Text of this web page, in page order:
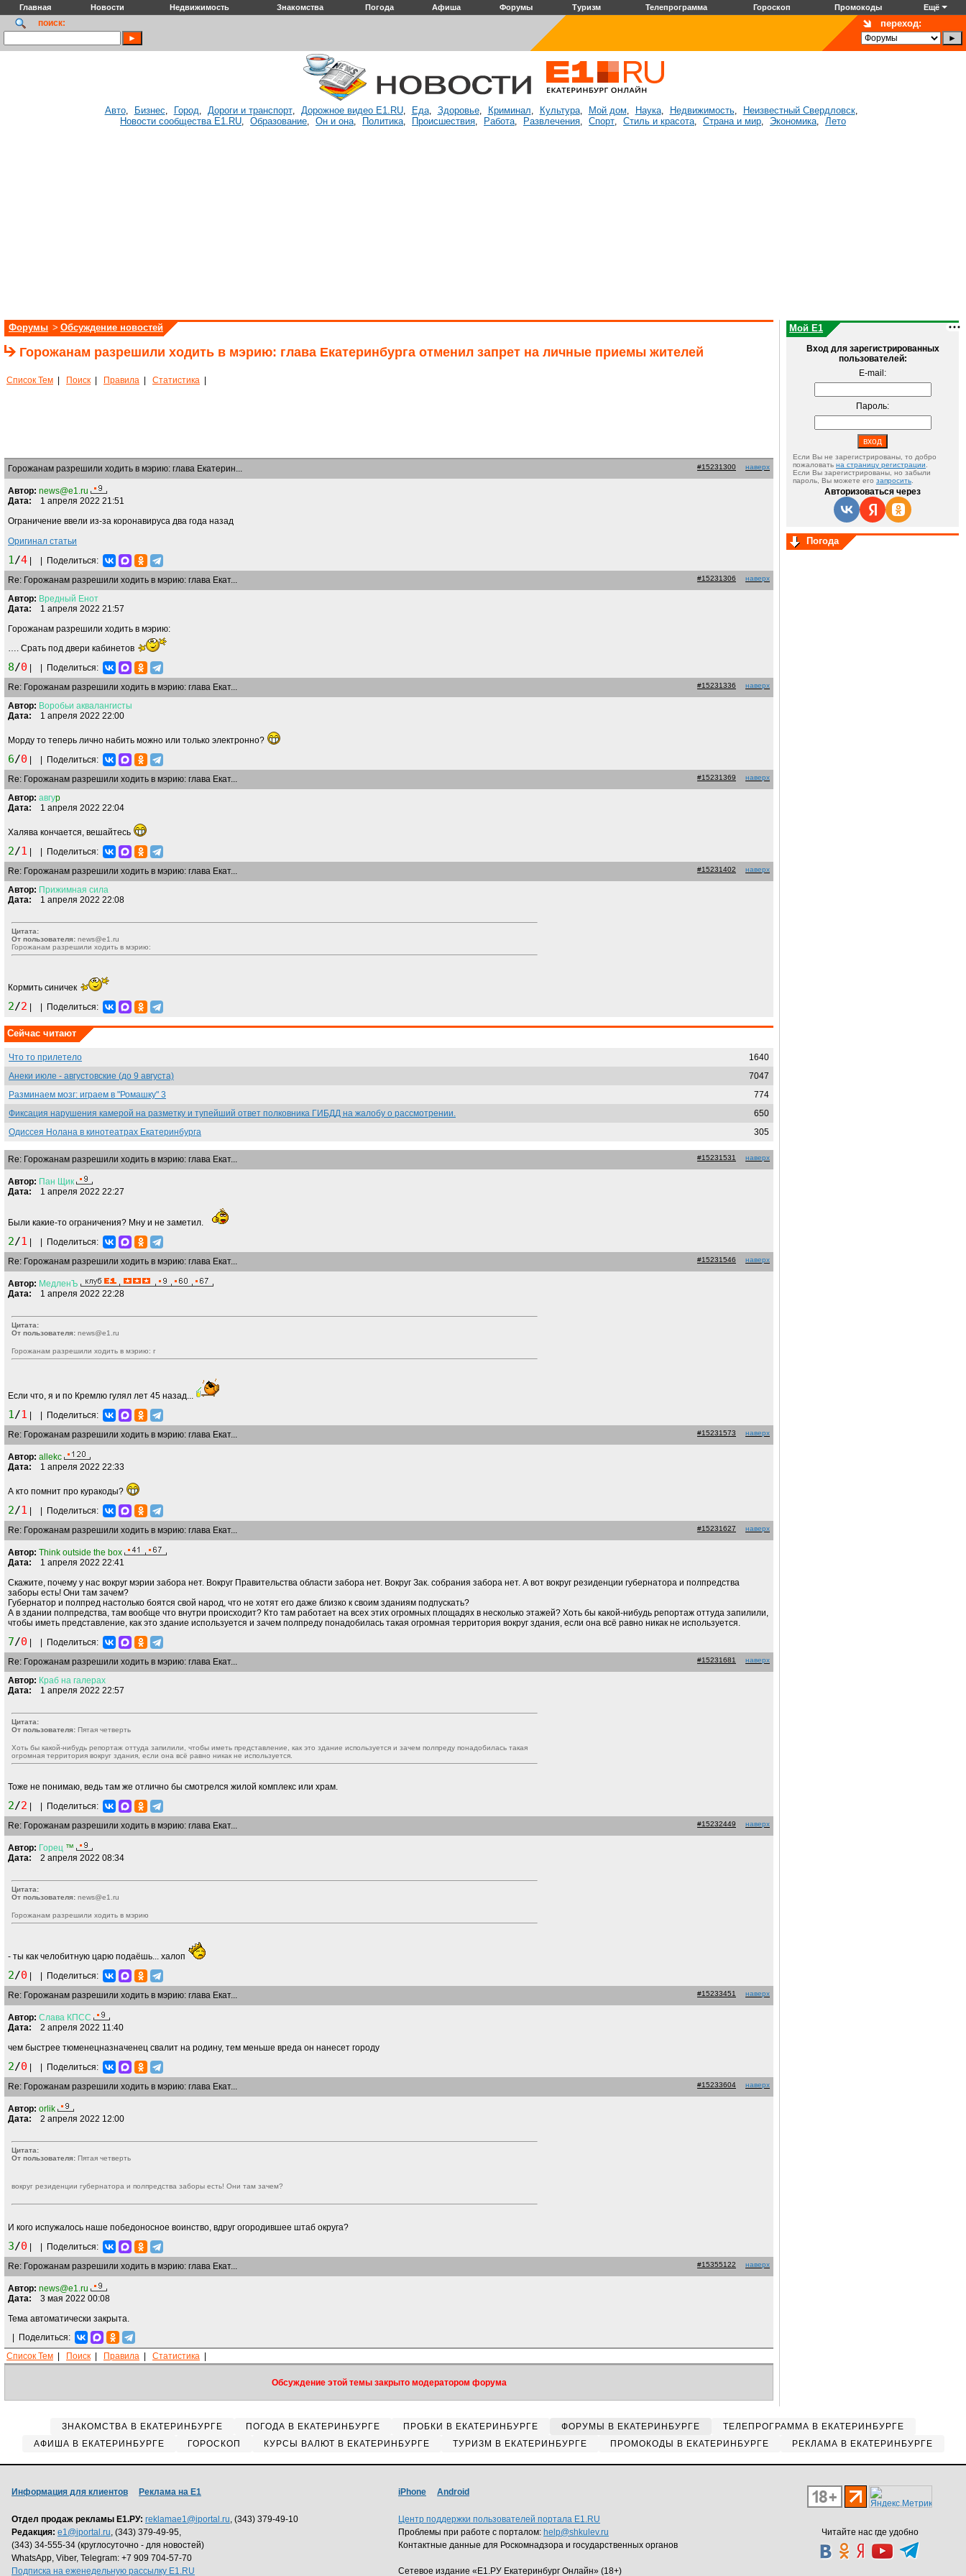
Главная Новости Недвижимость Знакомства Погода Афиша Форумы Туризм Телепрограмма Гороскоп Промокоды Ещё
поиск: переход:
Авто, Бизнес, Город, Дороги и транспорт, Дорожное видео E1.RU, Еда, Здоровье, Криминал, Культура, Мой дом, Наука, Недвижимость, Неизвестный Свердловск,
Новости сообщества E1.RU, Образование, Он и она, Политика, Происшествия, Работа, Развлечения, Спорт, Стиль и красота, Страна и мир, Экономика, Лето
Форумы > Обсуждение новостей
Горожанам разрешили ходить в мэрию: глава Екатеринбурга отменил запрет на личные приемы жителей
Список Тем Поиск Правила Статистика
Горожанам разрешили ходить в мэрию: глава Екатерин... #15231300 наверх
Автор: news@e1.ru
Дата: 1 апреля 2022 21:51
Ограничение ввели из-за коронавируса два года назад
Оригинал статьи
1/4
Поделиться:
Re: Горожанам разрешили ходить в мэрию: глава Екат...
#15231306 наверх
Автор: Вредный Енот
Дата: 1 апреля 2022 21:57
Горожанам разрешили ходить в мэрию:
…. Срать под двери кабинетов
8/0
Поделиться:
Re: Горожанам разрешили ходить в мэрию: глава Екат...
#15231336 наверх
Автор: Воробьи аквалангисты
Дата: 1 апреля 2022 22:00
Морду то теперь лично набить можно или только электронно?
6/0
Поделиться:
Re: Горожанам разрешили ходить в мэрию: глава Екат...
#15231369 наверх
Автор: авгуp
Дата: 1 апреля 2022 22:04
Халява кончается, вешайтесь
2/1
Поделиться:
Re: Горожанам разрешили ходить в мэрию: глава Екат...
#15231402 наверх
Автор: Прижимная сила
Дата: 1 апреля 2022 22:08
Цитата:
От пользователя: news@e1.ru
Горожанам разрешили ходить в мэрию:
Кормить синичек
2/2 Поделиться:
Сейчас читают
Что то прилетело
1640
Анеки июле - августовские (до 9 августа)
7047
Разминаем мозг: играем в "Ромашку" 3
774
Фиксация нарушения камерой на разметку и тупейший ответ полковника ГИБДД на жалобу о рассмотрении.
650
Одиссея Нолана в кинотеатрах Екатеринбурга
305
Re: Горожанам разрешили ходить в мэрию: глава Екат... #15231531 наверх
Автор: Пан Щик
Дата: 1 апреля 2022 22:27
Были какие-то ограничения? Мну и не заметил.
2/1
Поделиться:
Re: Горожанам разрешили ходить в мэрию: глава Екат...
#15231546 наверх
Автор: МедленЪ
Дата: 1 апреля 2022 22:28
Цитата:
От пользователя: news@e1.ru
Горожанам разрешили ходить в мэрию: г
Если что, я и по Кремлю гулял лет 45 назад...
1/1
Поделиться:
Re: Горожанам разрешили ходить в мэрию: глава Екат...
#15231573 наверх
Автор: allekc
Дата: 1 апреля 2022 22:33
А кто помнит про куракоды?
2/1
Поделиться:
Re: Горожанам разрешили ходить в мэрию: глава Екат...
#15231627 наверх
Автор: Think outside the box
Дата: 1 апреля 2022 22:41
Скажите, почему у нас вокруг мэрии забора нет. Вокруг Правительства области забора нет. Вокруг Зак. собрания забора нет. А вот вокруг резиденции губернатора и полпредства
заборы есть! Они там зачем?
Губернатор и полпред настолько боятся свой народ, что не хотят его даже близко к своим зданиям подпускать?
А в здании полпредства, там вообще что внутри происходит? Кто там работает на всех этих огромных площадях в несколько этажей? Хоть бы какой-нибудь репортаж оттуда запилили,
чтобы иметь представление, как это здание используется и зачем полпреду понадобилась такая огромная территория вокруг здания, если она всё равно никак не используется.
7/0
Поделиться:
Re: Горожанам разрешили ходить в мэрию: глава Екат...
#15231681 наверх
Автор: Краб на галерах
Дата: 1 апреля 2022 22:57
Цитата:
От пользователя: Пятая четверть
Хоть бы какой-нибудь репортаж оттуда запилили, чтобы иметь представление, как это здание используется и зачем полпреду понадобилась такая
огромная территория вокруг здания, если она всё равно никак не используется.
Тоже не понимаю, ведь там же отлично бы смотрелся жилой комплекс или храм.
2/2
Поделиться:
Re: Горожанам разрешили ходить в мэрию: глава Екат...
#15232449 наверх
Автор: Горец ™
Дата: 2 апреля 2022 08:34
Цитата:
От пользователя: news@e1.ru
Горожанам разрешили ходить в мэрию
- ты как челобитную царю подаёшь... халоп
2/0
Поделиться:
Re: Горожанам разрешили ходить в мэрию: глава Екат...
#15233451 наверх
Автор: Слава КПСС
Дата: 2 апреля 2022 11:40
чем быстрее тюменецназначенец свалит на родину, тем меньше вреда он нанесет городу
2/0
Поделиться:
Re: Горожанам разрешили ходить в мэрию: глава Екат...
#15233604 наверх
Автор: orlik
Дата: 2 апреля 2022 12:00
Цитата:
От пользователя: Пятая четверть
вокруг резиденции губернатора и полпредства заборы есть! Они там зачем?
И кого испужалось наше победоносное воинство, вдруг огородившее штаб округа?
3/0
Поделиться:
Re: Горожанам разрешили ходить в мэрию: глава Екат...
#15355122 наверх
Автор: news@e1.ru
Дата: 3 мая 2022 00:08
Тема автоматически закрыта.
Поделиться:
Список Тем
Поиск Правила Статистика
Обсуждение этой темы закрыто модератором форума
Мой E1
Вход для зарегистрированных
пользователей:
E-mail:
Пароль:
Если Вы не зарегистрированы, то добро
пожаловать на страницу регистрации
Если Вы зарегистрированы, но забыли
пароль, Вы можете его запросить
Авторизоваться через
Погода
ЗНАКОМСТВА В ЕКАТЕРИНБУРГЕ ПОГОДА В ЕКАТЕРИНБУРГЕ ПРОБКИ В ЕКАТЕРИНБУРГЕ ФОРУМЫ В ЕКАТЕРИНБУРГЕ
ТЕЛЕПРОГРАММА В ЕКАТЕРИНБУРГЕ
АФИША В ЕКАТЕРИНБУРГЕ
ГОРОСКОП КУРСЫ ВАЛЮТ В ЕКАТЕРИНБУРГЕ ТУРИЗМ В ЕКАТЕРИНБУРГЕ ПРОМОКОДЫ В ЕКАТЕРИНБУРГЕ РЕКЛАМА В ЕКАТЕРИНБУРГЕ
Читайте нас где удобно
Информация для клиентов Реклама на Е1
Отдел продаж рекламы Е1.РУ: reklamae1@iportal.ru, (343) 379-49-10
Редакция: e1@iportal.ru, (343) 379-49-95,
(343) 34-555-34 (круглосуточно - для новостей)
WhatsApp, Viber, Telegram: +7 909 704-57-70
Подписка на еженедельную рассылку E1.RU
iPhone Android
Центр поддержки пользователей портала E1.RU
Проблемы при работе с порталом: help@shkulev.ru
Контактные данные для Роскомнадзора и государственных органов
Сетевое издание «Е1.РУ Екатеринбург Онлайн» (18+)